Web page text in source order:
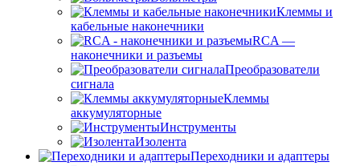
Клеммы и
кабельные наконечники
RCA —
наконечники и разъемы
Преобразователи
сигнала
Клеммы
аккумуляторные
Инструменты
Изолента
Переходники и адаптеры